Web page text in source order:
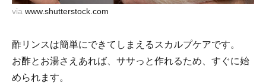
via www.shutterstock.com
酢リンスは簡単にできてしまえるスカルプケアです。
お酢とお湯さえあれば、ササっと作れるため、すぐに始
められます。